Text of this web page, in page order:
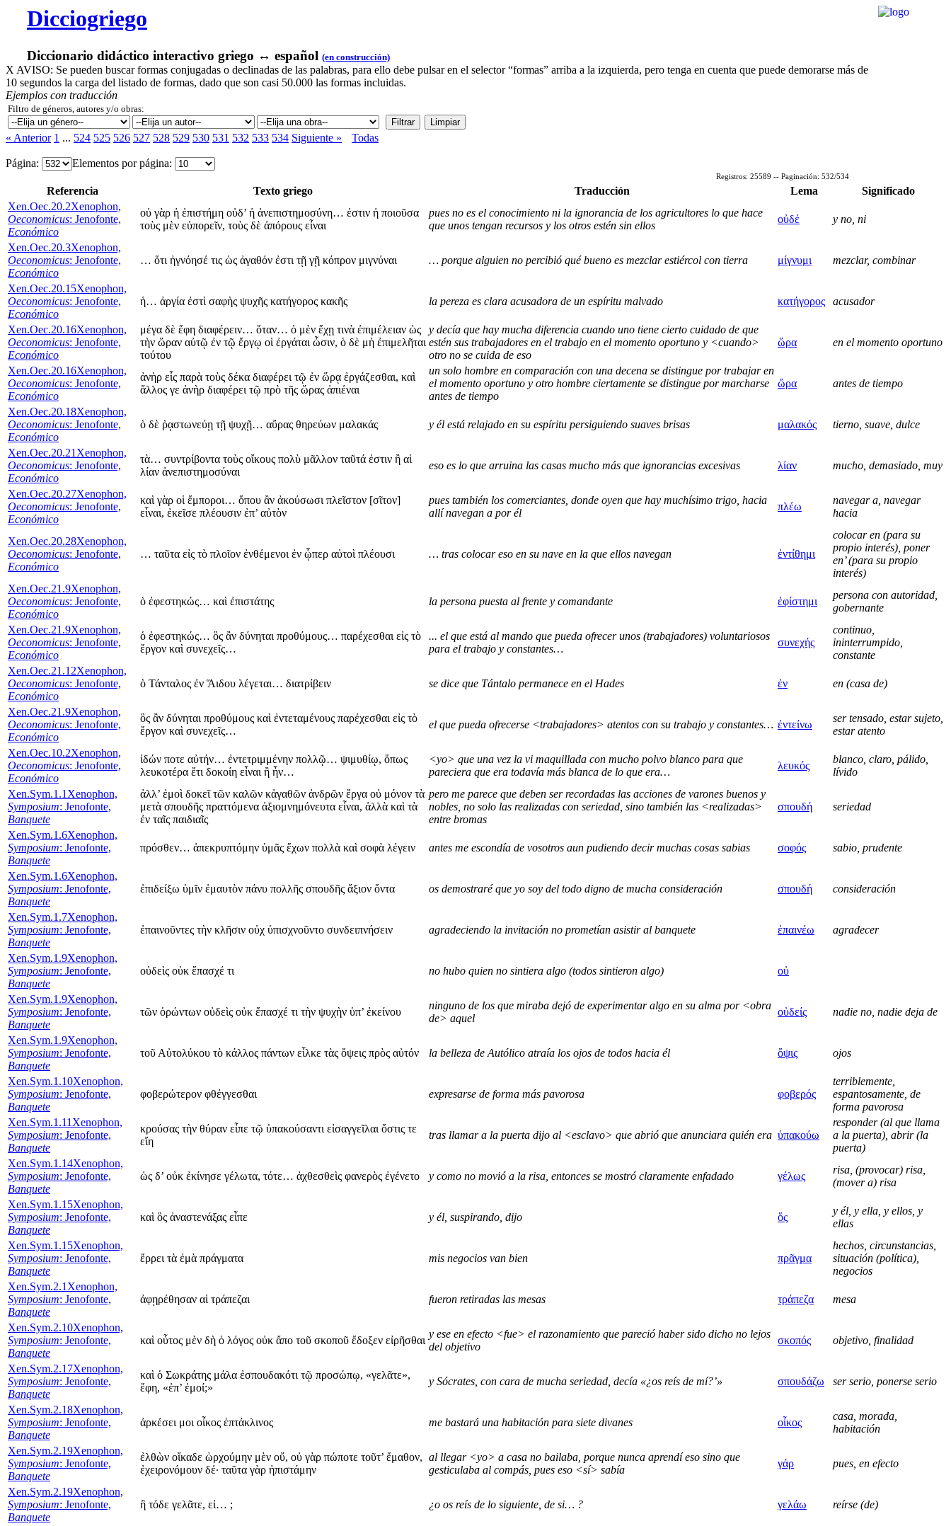
Dicciogriego
Diccionario didáctico interactivo griego ↔ español (en construcción)
X AVISO: Se pueden buscar formas conjugadas o declinadas de las palabras, para ello debe pulsar en el selector “formas” arriba a la izquierda, pero tenga en cuenta que puede demorarse más de
10 segundos la carga del listado de formas, dado que son casi 50.000 las formas incluidas.
Ejemplos con traducción
Filtro de géneros, autores y/o obras:
« Anterior 1 ... 524 525 526 527 528 529 530 531 532 533 534 Siguiente » Todas
Página: Elementos por página:
Registros: 25589 -- Paginación: 532/534
Referencia Texto griego Traducción Lema
Significado
Xen.Oec.20.2Xenophon,
Oeconomicus: Jenofonte,
Económico
οὐ γὰρ ἡ ἐπιστήμη οὐδ’ ἡ ἀνεπιστημοσύνη… ἐστιν ἡ ποιοῦσα
τοὺς μὲν εὐπορεῖν, τοὺς δὲ ἀπόρους εἶναι
pues no es el conocimiento ni la ignorancia de los agricultores lo que hace
que unos tengan recursos y los otros estén sin ellos
οὐδέ y no, ni
Xen.Oec.20.3Xenophon,
Oeconomicus: Jenofonte,
Económico
… ὅτι ἠγνόησέ τις ὡς ἀγαθόν ἐστι τῇ γῇ κόπρον μιγνύναι … porque alguien no percibió qué bueno es mezclar estiércol con tierra μίγνυμι mezclar, combinar
Xen.Oec.20.15Xenophon,
Oeconomicus: Jenofonte,
Económico
ἡ… ἀργία ἐστὶ σαφὴς ψυχῆς κατήγορος κακῆς la pereza es clara acusadora de un espíritu malvado κατήγορος acusador
Xen.Oec.20.16Xenophon,
Oeconomicus: Jenofonte,
Económico
μέγα δὲ ἔφη διαφέρειν… ὅταν… ὁ μὲν ἔχῃ τινὰ ἐπιμέλειαν ὡς
τὴν ὥραν αὐτῷ ἐν τῷ ἔργῳ οἱ ἐργάται ὦσιν, ὁ δὲ μὴ ἐπιμελῆται
τούτου
y decía que hay mucha diferencia cuando uno tiene cierto cuidado de que
estén sus trabajadores en el trabajo en el momento oportuno y <cuando>
otro no se cuida de eso
ὥρα en el momento oportuno
Xen.Oec.20.16Xenophon,
Oeconomicus: Jenofonte,
Económico
ἀνὴρ εἷς παρὰ τοὺς δέκα διαφέρει τῷ ἐν ὥρᾳ ἐργάζεσθαι, καὶ
ἄλλος γε ἀνὴρ διαφέρει τῷ πρὸ τῆς ὥρας ἀπιέναι
un solo hombre en comparación con una decena se distingue por trabajar en
el momento oportuno y otro hombre ciertamente se distingue por marcharse
antes de tiempo
ὥρα antes de tiempo
Xen.Oec.20.18Xenophon,
Oeconomicus: Jenofonte,
Económico
ὁ δὲ ῥᾳστωνεύῃ τῇ ψυχῇ… αὔρας θηρεύων μαλακάς y él está relajado en su espíritu persiguiendo suaves brisas μαλακός tierno, suave, dulce
Xen.Oec.20.21 Xenophon,
Oeconomicus: Jenofonte,
Económico
τὰ… συντρίβοντα τοὺς οἴκους πολὺ μᾶλλον ταῦτά ἐστιν ἢ αἱ
λίαν ἀνεπιστημοσύναι
eso es lo que arruina las casas mucho más que ignorancias excesivas λίαν mucho, demasiado, muy
Xen.Oec.20.27Xenophon,
Oeconomicus: Jenofonte,
Económico
καὶ γὰρ οἱ ἔμποροι… ὅπου ἂν ἀκούσωσι πλεῖστον [σῖτον]
εἶναι, ἐκεῖσε πλέουσιν ἐπ’ αὐτὸν
pues también los comerciantes, donde oyen que hay muchísimo trigo, hacia
allí navegan a por él
πλέω
navegar a, navegar
hacia
Xen.Oec.20.28Xenophon,
Oeconomicus: Jenofonte,
Económico
… ταῦτα εἰς τὸ πλοῖον ἐνθέμενοι ἐν ᾧπερ αὐτοὶ πλέουσι … tras colocar eso en su nave en la que ellos navegan ἐντίθημι
colocar en (para su
propio interés), poner
en’ (para su propio
interés)
Xen.Oec.21.9Xenophon,
Oeconomicus: Jenofonte,
Económico
ὁ ἐφεστηκώς… καὶ ἐπιστάτης la persona puesta al frente y comandante ἐφίστημι
persona con autoridad,
gobernante
Xen.Oec.21.9Xenophon,
Oeconomicus: Jenofonte,
Económico
ὁ ἐφεστηκώς… ὃς ἂν δύνηται προθύμους… παρέχεσθαι εἰς τὸ
ἔργον καὶ συνεχεῖς…
... el que está al mando que pueda ofrecer unos (trabajadores) voluntariosos
para el trabajo y constantes…
συνεχής
continuo,
ininterrumpido,
constante
Xen.Oec.21.12Xenophon,
Oeconomicus: Jenofonte,
Económico
ὁ Τάνταλος ἐν Ἅιδου λέγεται… διατρίβειν se dice que Tántalo permanece en el Hades ἐν en (casa de)
Xen.Oec.21.9Xenophon,
Oeconomicus: Jenofonte,
Económico
ὃς ἂν δύνηται προθύμους καὶ ἐντεταμένους παρέχεσθαι εἰς τὸ
ἔργον καὶ συνεχεῖς…
el que pueda ofrecerse <trabajadores> atentos con su trabajo y constantes… ἐντείνω
ser tensado, estar sujeto,
estar atento
Xen.Oec.10.2Xenophon,
Oeconomicus: Jenofonte,
Económico
ἰδών ποτε αὐτήν… ἐντετριμμένην πολλῷ… ψιμυθίῳ, ὅπως
λευκοτέρα ἔτι δοκοίη εἶναι ἢ ἦν…
<yo> que una vez la vi maquillada con mucho polvo blanco para que
pareciera que era todavía más blanca de lo que era…
λευκός
blanco, claro, pálido,
lívido
Xen.Sym.1.1 Xenophon,
Symposium: Jenofonte,
Banquete
ἀλλ’ ἐμοὶ δοκεῖ τῶν καλῶν κἀγαθῶν ἀνδρῶν ἔργα οὐ μόνον τὰ
μετὰ σπουδῆς πραττόμενα ἀξιομνημόνευτα εἶναι, ἀλλὰ καὶ τὰ
ἐν ταῖς παιδιαῖς
pero me parece que deben ser recordadas las acciones de varones buenos y
nobles, no solo las realizadas con seriedad, sino también las <realizadas>
entre bromas
σπουδή seriedad
Xen.Sym.1.6Xenophon,
Symposium: Jenofonte,
Banquete
πρόσθεν… ἀπεκρυπτόμην ὑμᾶς ἔχων πολλὰ καὶ σοφὰ λέγειν antes me escondía de vosotros aun pudiendo decir muchas cosas sabias σοφός sabio, prudente
Xen.Sym.1.6Xenophon,
Symposium: Jenofonte,
Banquete
ἐπιδείξω ὑμῖν ἐμαυτὸν πάνυ πολλῆς σπουδῆς ἄξιον ὄντα os demostraré que yo soy del todo digno de mucha consideración σπουδή consideración
Xen.Sym.1.7Xenophon,
Symposium: Jenofonte,
Banquete
ἐπαινοῦντες τὴν κλῆσιν οὐχ ὑπισχνοῦντο συνδειπνήσειν agradeciendo la invitación no prometían asistir al banquete ἐπαινέω agradecer
Xen.Sym.1.9Xenophon,
Symposium: Jenofonte,
Banquete
οὐδεὶς οὐκ ἔπασχέ τι no hubo quien no sintiera algo (todos sintieron algo) οὐ
Xen.Sym.1.9Xenophon,
Symposium: Jenofonte,
Banquete
τῶν ὁρώντων οὐδεὶς οὐκ ἔπασχέ τι τὴν ψυχὴν ὑπ’ ἐκείνου
ninguno de los que miraba dejó de experimentar algo en su alma por <obra
de> aquel
οὐδείς nadie no, nadie deja de
Xen.Sym.1.9Xenophon,
Symposium: Jenofonte,
Banquete
τοῦ Αὐτολύκου τὸ κάλλος πάντων εἷλκε τὰς ὄψεις πρὸς αὐτόν la belleza de Autólico atraía los ojos de todos hacia él ὄψις ojos
Xen.Sym.1.10Xenophon,
Symposium: Jenofonte,
Banquete
φοβερώτερον φθέγγεσθαι expresarse de forma más pavorosa φοβερός
terriblemente,
espantosamente, de
forma pavorosa
Xen.Sym.1.11 Xenophon,
Symposium: Jenofonte,
Banquete
κρούσας τὴν θύραν εἶπε τῷ ὑπακούσαντι εἰσαγγεῖλαι ὅστις τε
εἴη
tras llamar a la puerta dijo al <esclavo> que abrió que anunciara quién era ὑπακούω
responder (al que llama
a la puerta), abrir (la
puerta)
Xen.Sym.1.14Xenophon,
Symposium: Jenofonte,
Banquete
ὡς δ’ οὐκ ἐκίνησε γέλωτα, τότε… ἀχθεσθεὶς φανερὸς ἐγένετο y como no movió a la risa, entonces se mostró claramente enfadado γέλως
risa, (provocar) risa,
(mover a) risa
Xen.Sym.1.15Xenophon,
Symposium: Jenofonte,
Banquete
καὶ ὃς ἀναστενάξας εἶπε y él, suspirando, dijo ὅς
y él, y ella, y ellos, y
ellas
Xen.Sym.1.15Xenophon,
Symposium: Jenofonte,
Banquete
ἔρρει τὰ ἐμὰ πράγματα mis negocios van bien πρᾶγμα
hechos, circunstancias,
situación (política),
negocios
Xen.Sym.2.1 Xenophon,
Symposium: Jenofonte,
Banquete
ἀφῃρέθησαν αἱ τράπεζαι fueron retiradas las mesas τράπεζα mesa
Xen.Sym.2.10Xenophon,
Symposium: Jenofonte,
Banquete
καὶ οὗτος μὲν δὴ ὁ λόγος οὐκ ἄπο τοῦ σκοποῦ ἔδοξεν εἰρῆσθαι
y ese en efecto <fue> el razonamiento que pareció haber sido dicho no lejos
del objetivo
σκοπός objetivo, finalidad
Xen.Sym.2.17Xenophon,
Symposium: Jenofonte,
Banquete
καὶ ὁ Σωκράτης μάλα ἐσπουδακότι τῷ προσώπῳ, «γελᾶτε»,
ἔφη, «ἐπ’ ἐμοί;»
y Sócrates, con cara de mucha seriedad, decía «¿οs reís de mí?’» σπουδάζω ser serio, ponerse serio
Xen.Sym.2.18Xenophon,
Symposium: Jenofonte,
Banquete
ἀρκέσει μοι οἶκος ἑπτάκλινος me bastará una habitación para siete divanes οἶκος
casa, morada,
habitación
Xen.Sym.2.19Xenophon,
Symposium: Jenofonte,
Banquete
ἐλθὼν οἴκαδε ὠρχούμην μὲν οὔ, οὐ γὰρ πώποτε τοῦτ’ ἔμαθον,
ἐχειρονόμουν δέ· ταῦτα γὰρ ἠπιστάμην
al llegar <yo> a casa no bailaba, porque nunca aprendí eso sino que
gesticulaba al compás, pues eso <sí> sabía
γάρ pues, en efecto
Xen.Sym.2.19Xenophon,
Symposium: Jenofonte,
Banquete
ἢ τόδε γελᾶτε, εἰ… ; ¿o os reís de lo siguiente, de si… ? γελάω reírse (de)